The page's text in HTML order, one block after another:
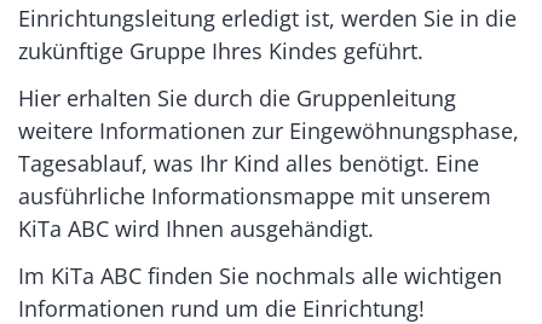
Einrichtungsleitung erledigt ist, werden Sie in die
zukünftige Gruppe Ihres Kindes geführt.
Hier erhalten Sie durch die Gruppenleitung
weitere Informationen zur Eingewöhnungsphase,
Tagesablauf, was Ihr Kind alles benötigt. Eine
ausführliche Informationsmappe mit unserem
KiTa ABC wird Ihnen ausgehändigt.
Im KiTa ABC finden Sie nochmals alle wichtigen
Informationen rund um die Einrichtung!